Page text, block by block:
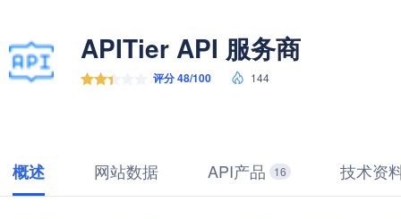
APITier API 服务商
评分 48/100 144
概述 网站数据 API产品 16 技术资